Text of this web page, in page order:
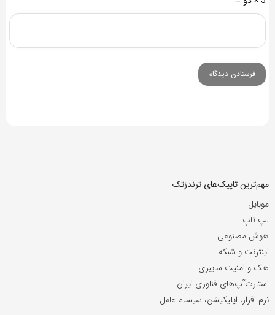
مهم‌ترین تاپیک‌های ترندزتک
موبایل
لپ تاپ
هوش مصنوعی
اینترنت و شبکه
هک و امنیت سایبری
استارت‌آپ‌های فناوری ایران
نرم افزار، اپلیکیشن، سیستم عامل